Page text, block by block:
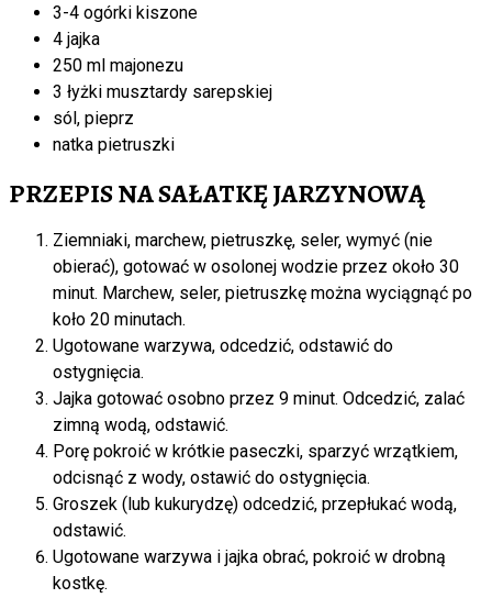
3-4 ogórki kiszone
4 jajka
250 ml majonezu
3 łyżki musztardy sarepskiej
sól, pieprz
natka pietruszki
PRZEPIS NA SAŁATKĘ JARZYNOWĄ
Ziemniaki, marchew, pietruszkę, seler, wymyć (nie
obierać), gotować w osolonej wodzie przez około 30
minut. Marchew, seler, pietruszkę można wyciągnąć po
koło 20 minutach.
Ugotowane warzywa, odcedzić, odstawić do
ostygnięcia.
Jajka gotować osobno przez 9 minut. Odcedzić, zalać
zimną wodą, odstawić.
Porę pokroić w krótkie paseczki, sparzyć wrzątkiem,
odcisnąć z wody, ostawić do ostygnięcia.
Groszek (lub kukurydzę) odcedzić, przepłukać wodą,
odstawić.
Ugotowane warzywa i jajka obrać, pokroić w drobną
kostkę.